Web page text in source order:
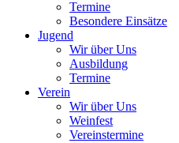
Termine
Besondere Einsätze
Jugend
Wir über Uns
Ausbildung
Termine
Verein
Wir über Uns
Weinfest
Vereinstermine